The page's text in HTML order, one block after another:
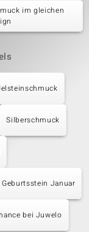
im gleichen
Silberschmuck
Geburtsstein Januar
bei Juwelo